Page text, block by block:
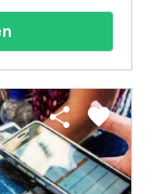
share favorite